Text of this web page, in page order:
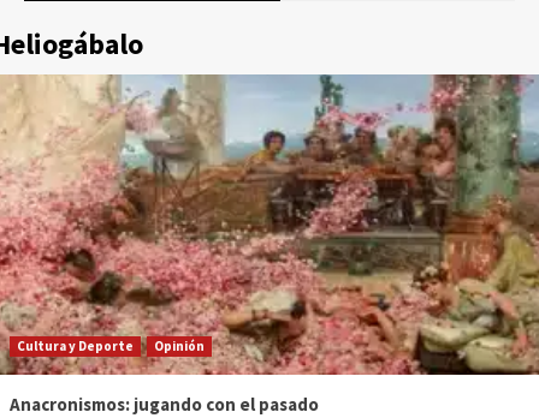
Cultura y Deporte Opinión
Anacronismos: jugando con el pasado